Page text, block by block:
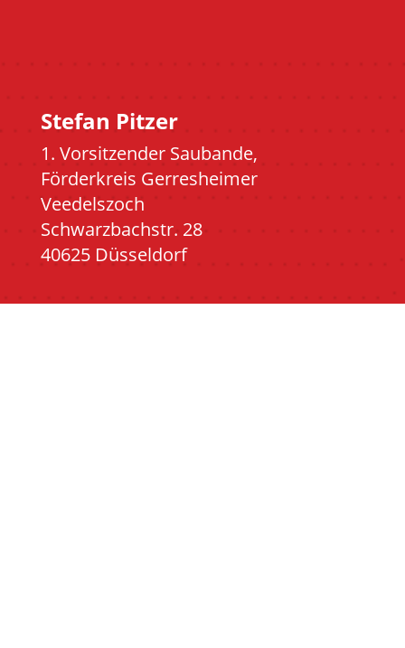
Stefan Pitzer
1. Vorsitzender Saubande,
Förderkreis Gerresheimer
Veedelszoch
Schwarzbachstr. 28
40625 Düsseldorf